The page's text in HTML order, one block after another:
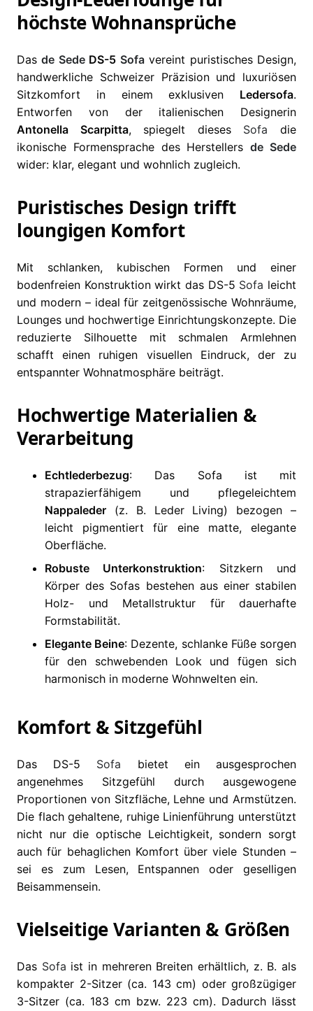
höchste Wohnansprüche
Dasde SedeDS-5 Sofavereint puristisches Design,
handwerkliche Schweizer Präzision und luxuriösen
Sitzkomfort in einem exklusiven Ledersofa.
Entworfen von der italienischen Designerin
Antonella Scarpitta, spiegelt dieses Sofa die
ikonische Formensprache des Herstellersde Sede
wider: klar, elegant und wohnlich zugleich.
Puristisches Design trifft
loungigen Komfort
Mit schlanken, kubischen Formen und einer
bodenfreien Konstruktion wirkt das DS-5 Sofa leicht
und modern – ideal für zeitgenössische Wohnräume,
Lounges und hochwertige Einrichtungskonzepte. Die
reduzierte Silhouette mit schmalen Armlehnen
schafft einen ruhigen visuellen Eindruck, der zu
entspannter Wohnatmosphäre beiträgt.
Hochwertige Materialien &
Verarbeitung
Echtlederbezug: Das Sofa ist mit
strapazierfähigem und pflegeleichtem
Nappaleder (z. B. Leder Living) bezogen –
leicht pigmentiert für eine matte, elegante
Oberfläche.
Robuste Unterkonstruktion: Sitzkern und
Körper des Sofas bestehen aus einer stabilen
Holz- und Metallstruktur für dauerhafte
Formstabilität.
Elegante Beine: Dezente, schlanke Füße sorgen
für den schwebenden Look und fügen sich
harmonisch in moderne Wohnwelten ein.
Komfort & Sitzgefühl
Das DS-5 Sofa bietet ein ausgesprochen
angenehmes Sitzgefühl durch ausgewogene
Proportionen von Sitzfläche, Lehne und Armstützen.
Die flach gehaltene, ruhige Linienführung unterstützt
nicht nur die optische Leichtigkeit, sondern sorgt
auch für behaglichen Komfort über viele Stunden –
sei es zum Lesen, Entspannen oder geselligen
Beisammensein.
Vielseitige Varianten & Größen
Das Sofa ist in mehreren Breiten erhältlich, z. B. als
kompakter 2-Sitzer (ca. 143 cm) oder großzügiger
3-Sitzer (ca. 183 cm bzw. 223 cm). Dadurch lässt